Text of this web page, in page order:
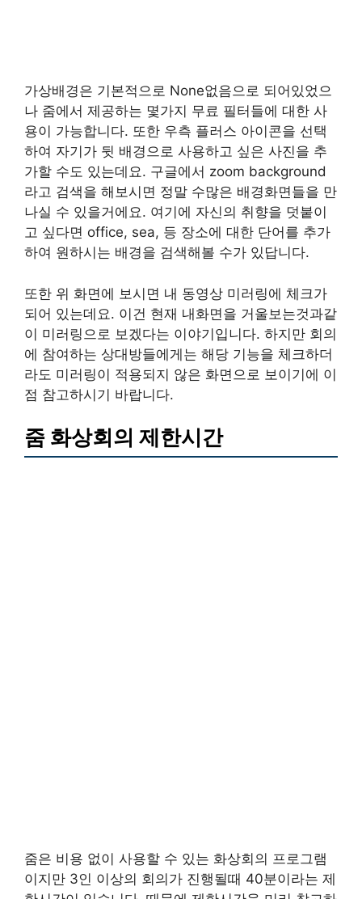
가상배경은 기본적으로 None없음으로 되어있었으
나 줌에서 제공하는 몇가지 무료 필터들에 대한 사
용이 가능합니다. 또한 우측 플러스 아이콘을 선택
하여 자기가 뒷 배경으로 사용하고 싶은 사진을 추
가할 수도 있는데요. 구글에서 zoom background
라고 검색을 해보시면 정말 수많은 배경화면들을 만
나실 수 있을거에요. 여기에 자신의 취향을 덧붙이
고 싶다면 office, sea, 등 장소에 대한 단어를 추가
하여 원하시는 배경을 검색해볼 수가 있답니다.
또한 위 화면에 보시면 내 동영상 미러링에 체크가
되어 있는데요. 이건 현재 내화면을 거울보는것과같
이 미러링으로 보겠다는 이야기입니다. 하지만 회의
에 참여하는 상대방들에게는 해당 기능을 체크하더
라도 미러링이 적용되지 않은 화면으로 보이기에 이
점 참고하시기 바랍니다.
줌 화상회의 제한시간
줌은 비용 없이 사용할 수 있는 화상회의 프로그램
이지만 3인 이상의 회의가 진행될때 40분이라는 제